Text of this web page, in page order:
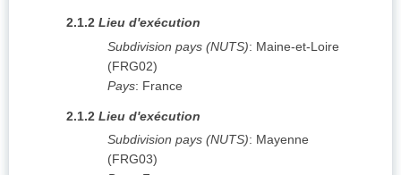
2.1.2 Lieu d'exécution
Subdivision pays (NUTS): Maine-et-Loire
(FRG02)
Pays: France
2.1.2 Lieu d'exécution
Subdivision pays (NUTS): Mayenne
(FRG03)